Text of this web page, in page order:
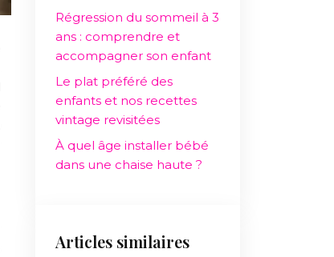
Régression du sommeil à 3
ans : comprendre et
accompagner son enfant
Le plat préféré des
enfants et nos recettes
vintage revisitées
À quel âge installer bébé
dans une chaise haute ?
Articles similaires